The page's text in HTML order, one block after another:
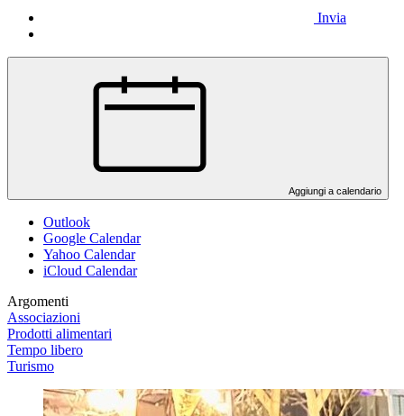
Invia
Aggiungi a calendario
Outlook
Google Calendar
Yahoo Calendar
iCloud Calendar
Argomenti
Associazioni
Prodotti alimentari
Tempo libero
Turismo